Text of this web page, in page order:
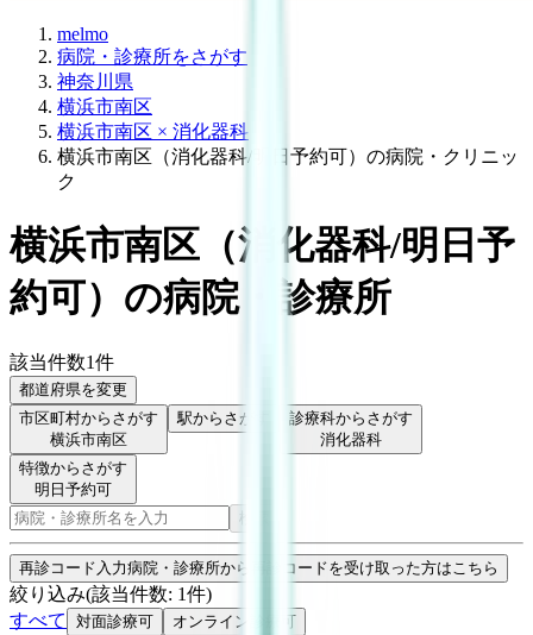
melmo
病院・診療所をさがす
神奈川県
横浜市南区
横浜市南区 × 消化器科
横浜市南区（消化器科/明日予約可）の病院・クリニッ
ク
横浜市南区 （消化器科/明日予
約可） の病院・診療所
該当件数1件
都道府県を変更
市区町村からさがす
横浜市南区
駅からさがす
診療科からさがす
消化器科
特徴からさがす
明日予約可
再診コード入力病院・診療所から再診コードを受け取った方はこちら
絞り込み(該当件数: 1件)
すべて
対面診療可 オンライン診療可